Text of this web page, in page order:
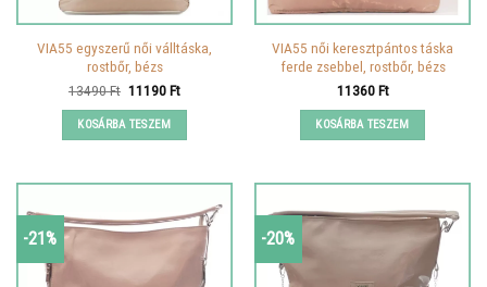
VIA55 egyszerű női válltáska,
rostbőr, bézs
13490Ft Original
was:
13490 Ft.
11190FtCurrent
KOSÁRBA TESZEM
VIA55 női keresztpántos táska
ferde zsebbel, rostbőr, bézs
11360Ft
KOSÁRBA TESZEM
-21% -20%